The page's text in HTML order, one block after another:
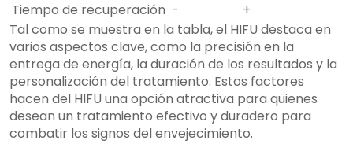
Tiempo de recuperación -
+
Tal como se muestra en la tabla, el HIFU destaca en
varios aspectos clave, como la precisión en la
entrega de energía, la duración de los resultados y la
personalización del tratamiento. Estos factores
hacen del HIFU una opción atractiva para quienes
desean un tratamiento efectivo y duradero para
combatir los signos del envejecimiento.